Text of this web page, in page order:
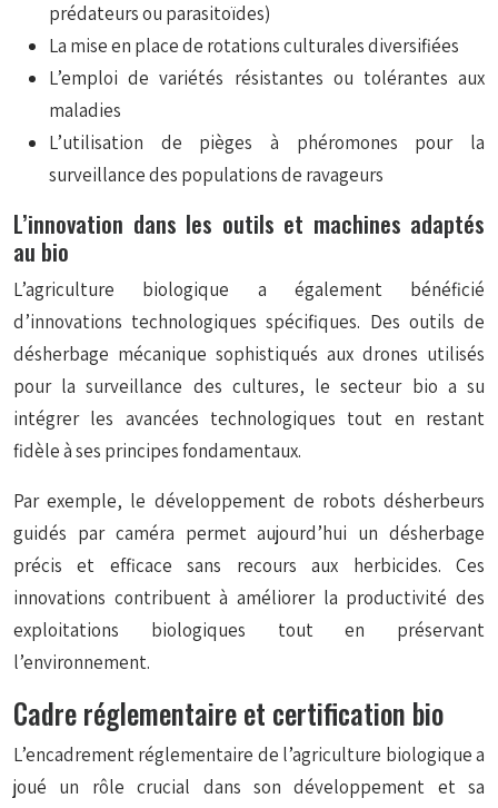
prédateurs ou parasitoïdes)
La mise en place de rotations culturales diversifiées
L’emploi de variétés résistantes ou tolérantes aux
maladies
L’utilisation de pièges à phéromones pour la
surveillance des populations de ravageurs
L’innovation dans les outils et machines adaptés
au bio
L’agriculture biologique a également bénéficié
d’innovations technologiques spécifiques. Des outils de
désherbage mécanique sophistiqués aux drones utilisés
pour la surveillance des cultures, le secteur bio a su
intégrer les avancées technologiques tout en restant
fidèle à ses principes fondamentaux.
Par exemple, le développement de robots désherbeurs
guidés par caméra permet aujourd’hui un désherbage
précis et efficace sans recours aux herbicides. Ces
innovations contribuent à améliorer la productivité des
exploitations biologiques tout en préservant
l’environnement.
Cadre réglementaire et certification bio
L’encadrement réglementaire de l’agriculture biologique a
joué un rôle crucial dans son développement et sa